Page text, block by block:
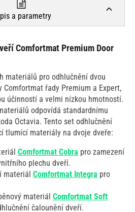
a parametry
Comfortmat Premium Door
materiálů pro odhlučnění dvou
řady Premium a Expert,
účinností a velmi nízkou hmotností.
odpovídá standardnímu
Octavia. Tento set odhlučnění
tlumící materiály na dvoje dveře:
Comfortmat Cobra pro zamezení
plechu dveří.
materiál Comfortmat Integra pro
materiál Comfortmat Soft
čalounění dveří.